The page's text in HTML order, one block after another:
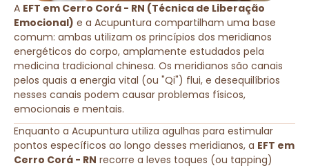
A EFT em Cerro Corá - RN (Técnica de Liberação
Emocional) e a Acupuntura compartilham uma base
comum: ambas utilizam os princípios dos meridianos
energéticos do corpo, amplamente estudados pela
medicina tradicional chinesa. Os meridianos são canais
pelos quais a energia vital (ou "Qi") flui, e desequilíbrios
nesses canais podem causar problemas físicos,
emocionais e mentais.
Enquanto a Acupuntura utiliza agulhas para estimular
pontos específicos ao longo desses meridianos, a EFT em
Cerro Corá - RN recorre a leves toques (ou tapping)